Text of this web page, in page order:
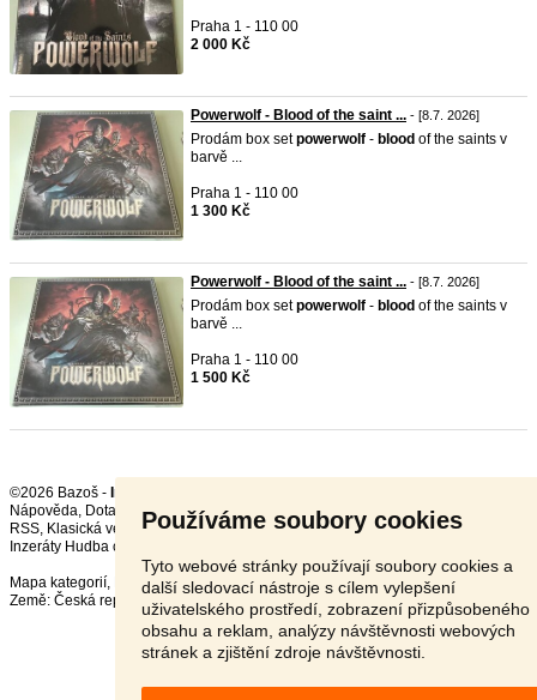
Používáme soubory cookies
Tyto webové stránky používají soubory cookies a
další sledovací nástroje s cílem vylepšení
uživatelského prostředí, zobrazení přizpůsobeného
obsahu a reklam, analýzy návštěvnosti webových
stránek a zjištění zdroje návštěvnosti.
Praha 1 - 110 00
2 000 Kč
Powerwolf - Blood of the saint ... - [8.7. 2026]
Prodám box setpowerwolf - blood of the saints v
barvě ...
Praha 1 - 110 00
1 300 Kč
Powerwolf - Blood of the saint ... - [8.7. 2026]
Prodám box setpowerwolf - blood of the saints v
barvě ...
Praha 1 - 110 00
1 500 Kč
©2026 Bazoš - Inzerce, Bazar
Nápověda, Dotazy Hodnocení Kontakt Reklama Ochrana údajů
RSS,
Inzeráty Hudba celkem:
Mapa kategorií,
Nejvyhledávanější výrazy
Země: Česká republika, Slovensko Polsko, Rakousko